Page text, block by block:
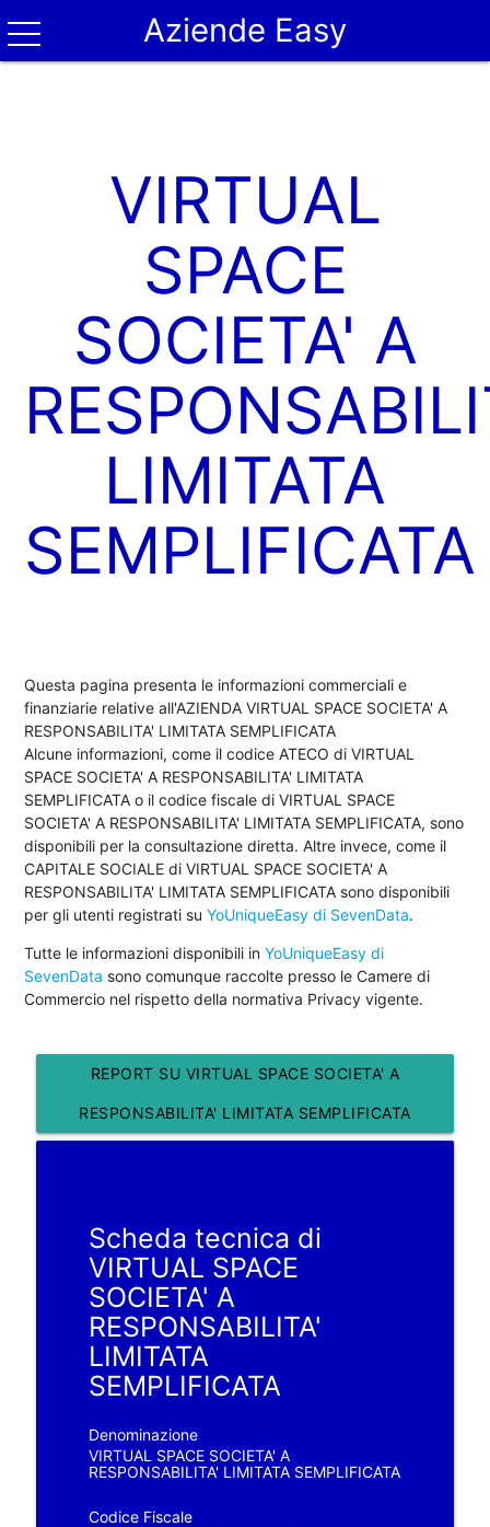
Aziende Easy
VIRTUAL
SPACE
SOCIETA' A
LIMITATA
SEMPLIFICATA
Questa pagina presenta le informazioni commerciali e
finanziarie relative all'AZIENDA VIRTUAL SPACE SOCIETA' A
RESPONSABILITA' LIMITATA SEMPLIFICATA
Alcune informazioni, come il codice ATECO di VIRTUAL
SPACE SOCIETA' A RESPONSABILITA' LIMITATA
SEMPLIFICATA o il codice fiscale di VIRTUAL SPACE
SOCIETA' A RESPONSABILITA' LIMITATA SEMPLIFICATA, sono
disponibili per la consultazione diretta. Altre invece, come il
CAPITALE SOCIALE di VIRTUAL SPACE SOCIETA' A
RESPONSABILITA' LIMITATA SEMPLIFICATA sono disponibili
per gli utenti registrati suYoUniqueEasy di SevenData.
Tutte le informazioni disponibili inYoUniqueEasy di
SevenData sono comunque raccolte presso le Camere di
Commercio nel rispetto della normativa Privacy vigente.
REPORT SU VIRTUAL SPACE SOCIETA' A
RESPONSABILITA' LIMITATA SEMPLIFICATA
Scheda tecnica di
VIRTUAL SPACE
SOCIETA' A
RESPONSABILITA'
LIMITATA
SEMPLIFICATA
Denominazione
VIRTUAL SPACE SOCIETA' A
RESPONSABILITA' LIMITATA SEMPLIFICATA
Codice Fiscale